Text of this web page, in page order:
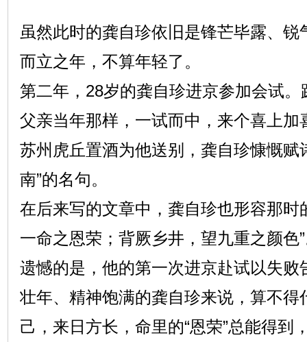
虽然此时的龚自珍依旧是锋芒毕露、
而立之年，不算年轻了。
第二年，28岁的龚自珍进京参加会试
父亲当年那样，一试而中，来个喜上加
苏州虎丘置酒为他送别，龚自珍慷慨赋
南”的名句。
在后来写的文章中，龚自珍也形容那时
一命之恩荣；背厥乡井，望九重之颜色
遗憾的是，他的第一次进京赴试以失败
壮年、精神饱满的龚自珍来说，算不得
己，来日方长，命里的“恩荣”总能得到